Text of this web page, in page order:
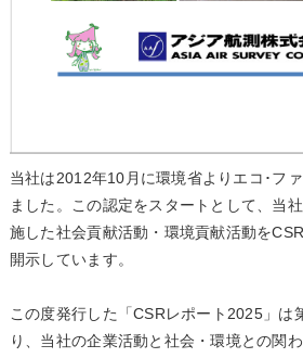
当社は2012年10月に環境省よりエコ･フ
ました。この認定をスタートとして、当
施した社会貢献活動・環境貢献活動を
開示しています。
この度発行した「CSRレポート2025」は
り、当社の企業活動と社会・環境との関